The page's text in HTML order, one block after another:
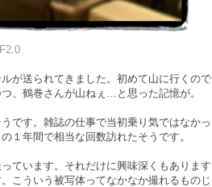
が送られてきました。初めて山に行くので
、鶴巻さんが山ねぇ…と思った記憶が。
です。雑誌の仕事で当初乗り気ではなかっ
１年間で相当な回数訪れたそうです。
ています。それだけに興味深くもあります
こういう被写体ってなかなか撮れるものじ